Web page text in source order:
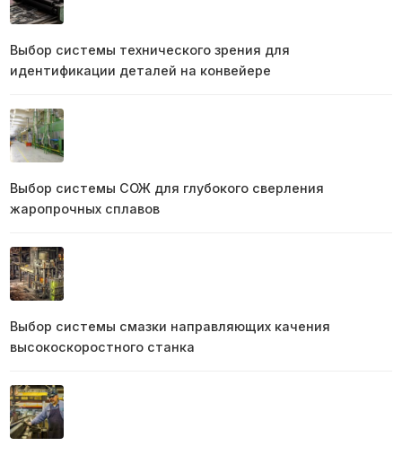
Выбор системы технического зрения для
идентификации деталей на конвейере
Выбор системы СОЖ для глубокого сверления
жаропрочных сплавов
Выбор системы смазки направляющих качения
высокоскоростного станка